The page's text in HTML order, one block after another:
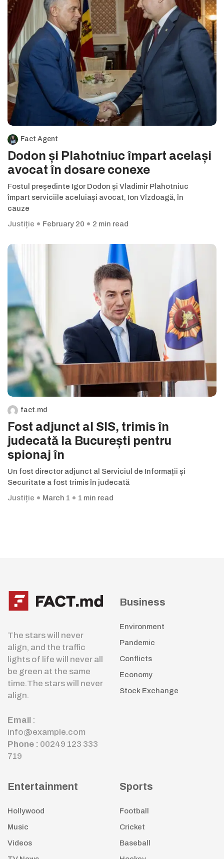
Fact Agent
Dodon și Plahotniuc împart același
avocat în dosare conexe
Fostul președinte Igor Dodon și Vladimir Plahotniuc
împart serviciile aceluiași avocat, Ion Vîzdoagă, în
cauze
Justiție
February 20 2 min read
fact.md
Fost adjunct al SIS, trimis în
judecată la București pentru
spionaj în
Un fost director adjunct al Serviciul de Informații și
Securitate a fost trimis în judecată
Justiție
March 1 1 min read
The stars will never
align, and the traffic
lights of life will never all
be green at the same
time.The stars will never
align.
Email :
info@example.com
Phone : 00249 123 333
719
Business
Environment
Pandemic
Conflicts
Economy
Stock Exchange
Entertainment
Hollywood
Music
Videos
Sports
Football
Cricket
Baseball